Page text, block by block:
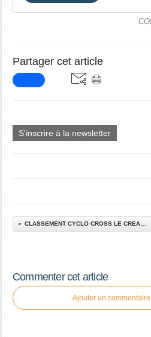
Partager cet article
S'inscrire à la newsletter
Commenter cet article
Ajouter un commentaire